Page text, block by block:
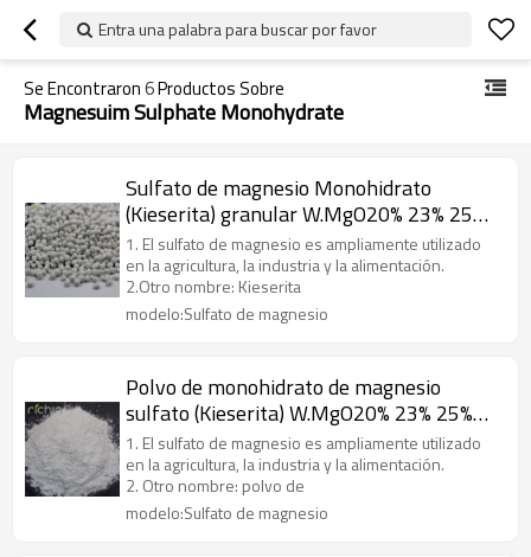
Entra una palabra para buscar por favor
Se Encontraron6Productos Sobre
Magnesuim Sulphate Monohydrate
Sulfato de magnesio Monohidrato
(Kieserita) granular W.MgO20% 23% 25%
min
1. El sulfato de magnesio es ampliamente utilizado
en la agricultura, la industria y la alimentación.
2.Otro nombre: Kieserita
modelo:Sulfato de magnesio
Polvo de monohidrato de magnesio
sulfato (Kieserita) W.MgO20% 23% 25%
min
1. El sulfato de magnesio es ampliamente utilizado
en la agricultura, la industria y la alimentación.
2. Otro nombre: polvo de
modelo:Sulfato de magnesio